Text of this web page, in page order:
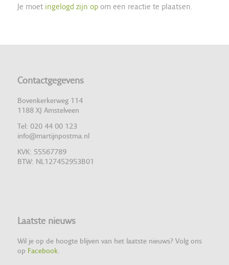
Je moet ingelogd zijn opom een reactie te plaatsen.
Contactgegevens
Bovenkerkerweg 114
1188 XJ Amstelveen
Tel: 020 44 00 123
info@martijnpostma.nl
KVK: 55567789
BTW: NL127452953B01
Laatste nieuws
Wil je op de hoogte blijven van het laatste nieuws? Volg ons
op Facebook.